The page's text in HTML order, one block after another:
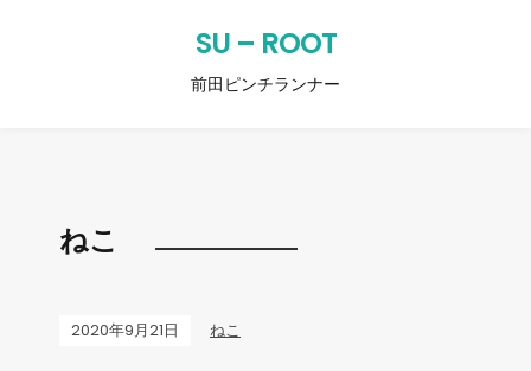
SU – ROOT
前田ピンチランナー
ねこ
2020年9月21日 ねこ